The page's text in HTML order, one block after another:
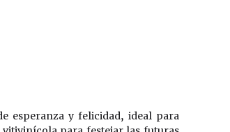
esperanza y felicidad, ideal para